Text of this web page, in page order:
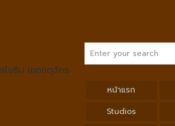
ยธิน เขตจตุจักร
หน้าแรก
Studios